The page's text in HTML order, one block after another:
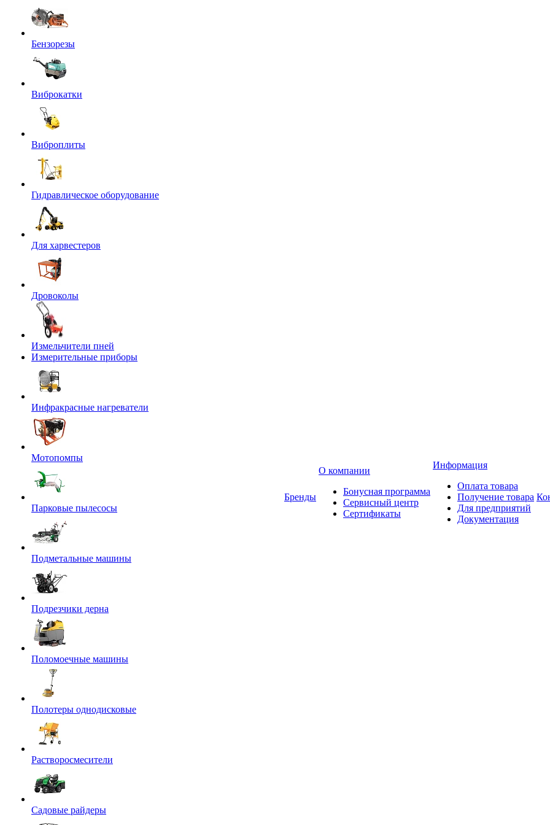
Бензорезы
Виброкатки
Виброплиты
Гидравлическое оборудование
Для харвестеров
Дровоколы
Измельчители пней
Измерительные приборы
Инфракрасные нагреватели
Мотопомпы
Парковые пылесосы
Подметальные машины
Подрезчики дерна
Поломоечные машины
Полотеры однодисковые
Растворосмесители
Садовые райдеры
Бренды
О компании
Бонусная программа
Сервисный центр
Сертификаты
Информация
Оплата товара
Получение товара
Для предприятий
Документация